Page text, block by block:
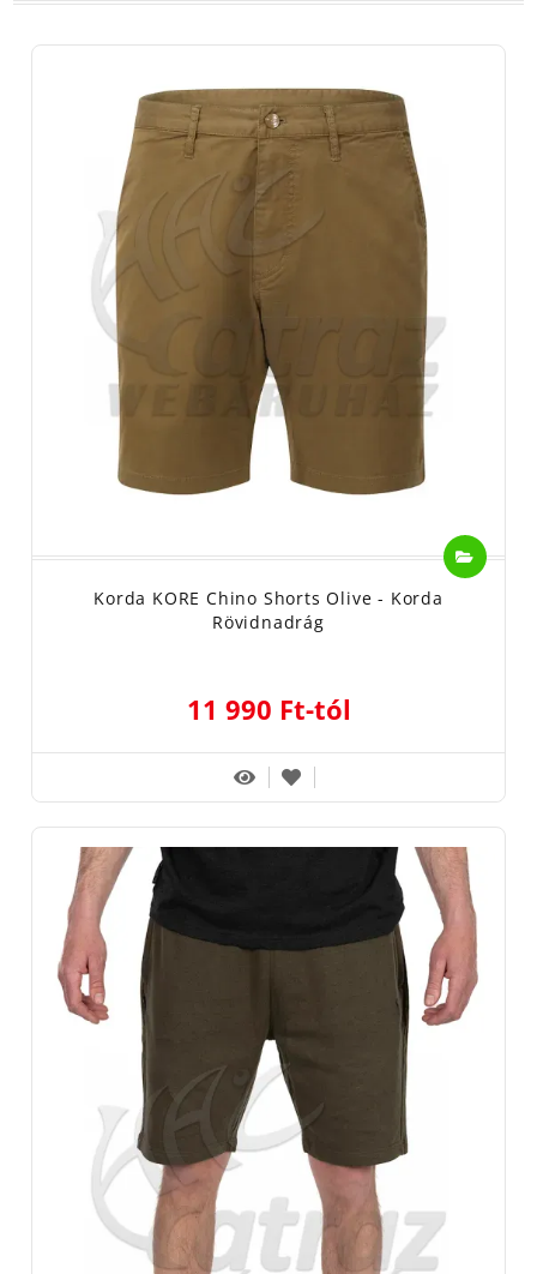
Korda KORE Chino Shorts Olive - Korda
Rövidnadrág
11 990 Ft-tól